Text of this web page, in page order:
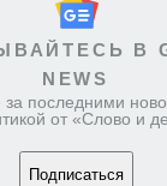
В
NEWS
за последними
от «Слово и
Подписаться